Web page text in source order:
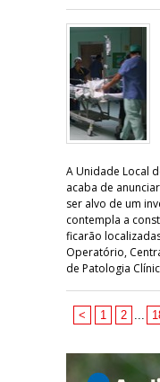
A Unidade Local
acaba de
ser alvo de um
contempla a
ficarão
Operatório,
de Patologia
< 1 2